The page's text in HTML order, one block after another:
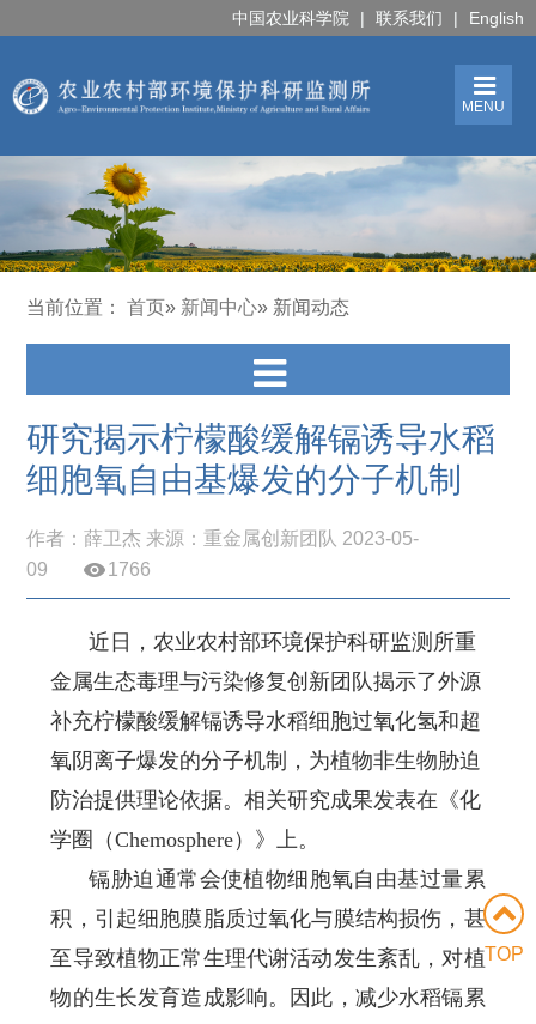
中国农业科学院 | 联系我们 | English
MENU
当前位置：首页» 新闻中心» 新闻动态
研究揭示柠檬酸缓解​镉诱导水稻
细胞氧自由基爆发的分子机制
作者：薛卫杰 来源：重金属创新团队 2023-05-
09
1766
近日，农业农村部环境保护科研监测所重
金属生态毒理与污染修复创新团队揭示了外源
补充柠檬酸缓解镉诱导水稻细胞过氧化氢和超
氧阴离子爆发的分子机制，为植物非生物胁迫
防治提供理论依据。相关研究成果发表在《化
学圈（Chemosphere）》上。
镉胁迫通常会使植物细胞氧自由基过量累
积，引起细胞膜脂质过氧化与膜结构损伤，甚
至导致植物正常生理代谢活动发生紊乱，对植
物的生长发育造成影响。因此，减少水稻镉累
TOP